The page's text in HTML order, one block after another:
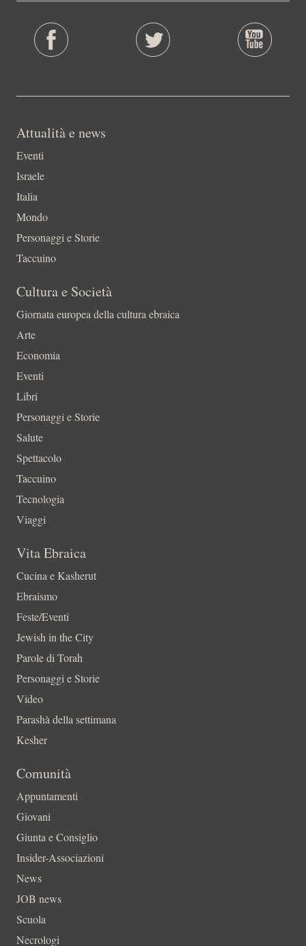
Attualità e news
Eventi
Israele
Italia
Mondo
Personaggi e Storie
Taccuino
Cultura e Società
Giornata europea della cultura ebraica
Arte
Economia
Eventi
Libri
Personaggi e Storie
Salute
Spettacolo
Taccuino
Tecnologia
Viaggi
Vita Ebraica
Cucina e Kasherut
Ebraismo
Feste/Eventi
Jewish in the City
Parole di Torah
Personaggi e Storie
Video
Parashà della settimana
Kesher
Comunità
Appuntamenti
Giovani
Giunta e Consiglio
Insider-Associazioni
News
JOB news
Scuola
Necrologi